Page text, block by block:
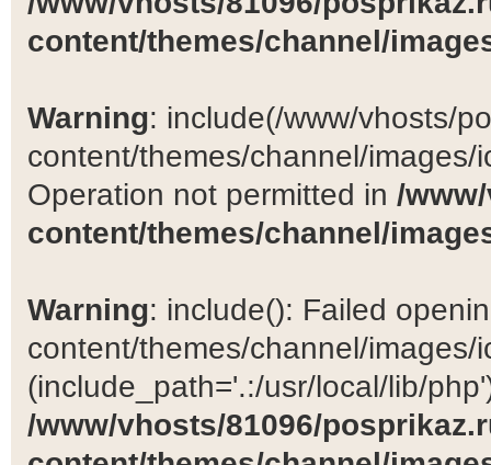
content/themes/channel/
Warning: include(/www/vhosts/
content/themes/channel/
Operation not permitted in /
content/themes/channel/
Warning: include(): Failed
content/themes/channel/images/
(include_path='.:/usr/local/lib/
/www/vhosts/81096/